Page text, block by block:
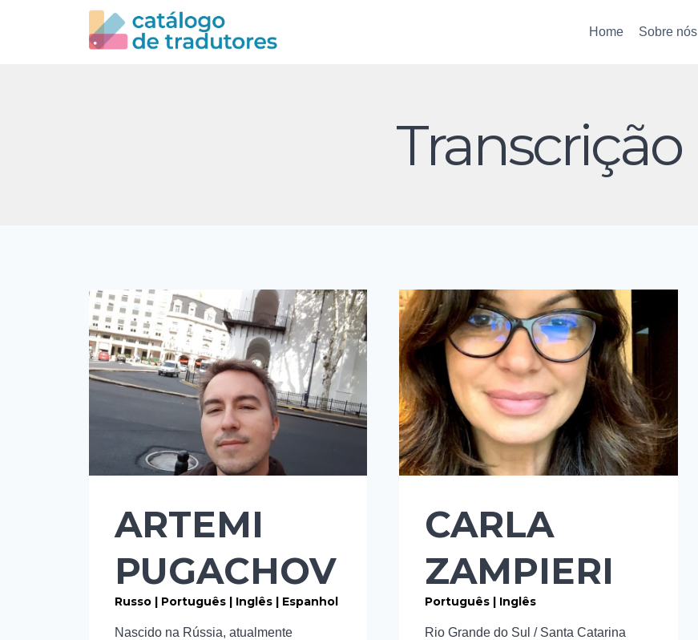
Home Sobre nós
Transcrição
ARTEMI
PUGACHOV
Russo | Português | Inglês | Espanhol
Nascido na Rússia, atualmente
CARLA
ZAMPIERI
Português | Inglês
Rio Grande do Sul / Santa Catarina